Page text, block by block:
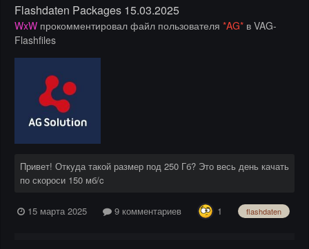
Flashdaten Packages 15.03.2025
WxW прокомментировал файл пользователя *AG* в VAG-
Flashfiles
Привет! Откуда такой размер под 250 Гб? Это весь день качать
по скороси 150 мб/c
15 марта 2025 9 комментариев 1 flashdaten